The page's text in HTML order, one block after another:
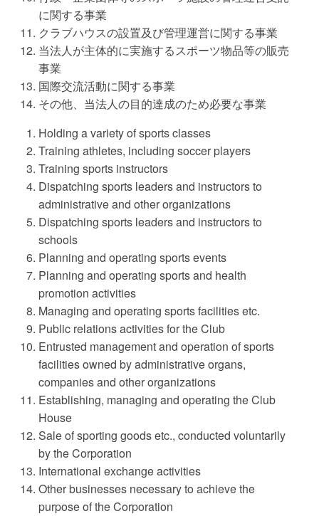
に関する事業
クラブハウスの設置及び管理運営に関する事業
当法人が主体的に実施するスポーツ物品等の販売
事業
国際交流活動に関する事業
その他、当法人の目的達成のため必要な事業
Holding a variety of sports classes
Training athletes, including soccer players
Training sports instructors
Dispatching sports leaders and instructors to
administrative and other organizations
Dispatching sports leaders and instructors to
schools
Planning and operating sports events
Planning and operating sports and health
promotion activities
Managing and operating sports facilities etc.
Public relations activities for the Club
Entrusted management and operation of sports
facilities owned by administrative organs,
companies and other organizations
Establishing, managing and operating the Club
House
Sale of sporting goods etc., conducted voluntarily
by the Corporation
International exchange activities
Other businesses necessary to achieve the
purpose of the Corporation